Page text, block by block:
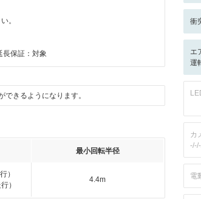
。
長保証：対象
きるようになります。
最小回転半径
）
）
4.4m
衝
エ
運
カ
電